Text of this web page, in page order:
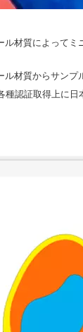
材質によってミ
材質からサンプ
種認証取得上に日